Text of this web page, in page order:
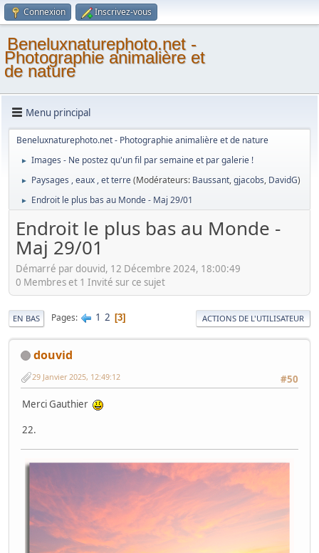
Connexion Inscrivez-vous
Beneluxnaturephoto.net -
Photographie animalière et
de nature
Menu principal
Beneluxnaturephoto.net - Photographie animalière et de nature
► Images - Ne postez qu'un fil par semaine et par galerie !
► Paysages , eaux , et terre(Modérateurs: Baussant,gjacobs, DavidG)
► Endroit le plus bas au Monde - Maj 29/01
Endroit le plus bas au Monde -
Maj 29/01
Démarré par douvid, 12 Décembre 2024, 18:00:49
0 Membres et 1 Invité sur ce sujet
EN BAS Pages 1 2 3 ACTIONS DE L'UTILISATEUR
douvid
#50
29 Janvier 2025, 12:49:12
Merci Gauthier
22.